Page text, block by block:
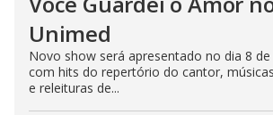
Unimed
Novo show será apresentado no dia 8
com hits do repertório do cantor,
e releituras de...